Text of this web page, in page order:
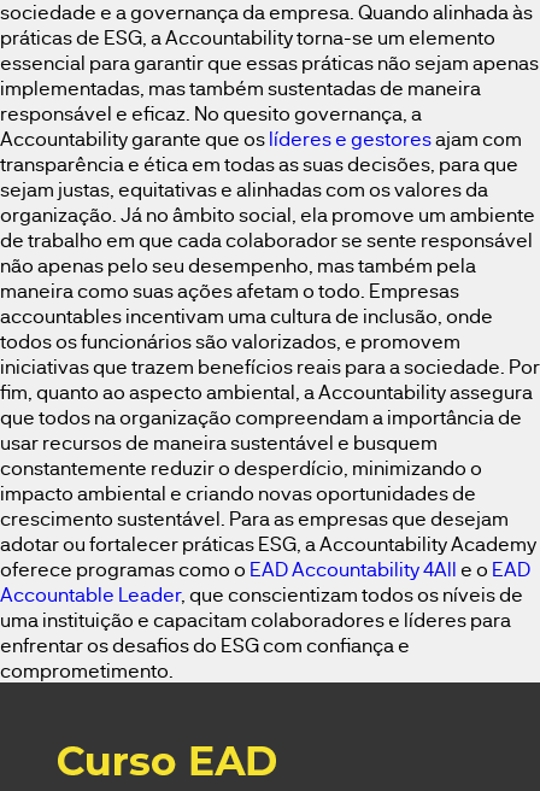
sociedade e a governança da empresa. Quando alinhada às
práticas de ESG, a Accountability torna-se um elemento
essencial para garantir que essas práticas não sejam apenas
implementadas, mas também sustentadas de maneira
responsável e eficaz. No quesito governança, a
Accountability garante que oslíderes e gestoresajam com
transparência e ética em todas as suas decisões, para que
sejam justas, equitativas e alinhadas com os valores da
organização. Já no âmbito social, ela promove um ambiente
de trabalho em que cada colaborador se sente responsável
não apenas pelo seu desempenho, mas também pela
maneira como suas ações afetam o todo. Empresas
accountables incentivam uma cultura de inclusão, onde
todos os funcionários são valorizados, e promovem
iniciativas que trazem benefícios reais para a sociedade. Por
fim, quanto ao aspecto ambiental, a Accountability assegura
que todos na organização compreendam a importância de
usar recursos de maneira sustentável e busquem
constantemente reduzir o desperdício, minimizando o
impacto ambiental e criando novas oportunidades de
crescimento sustentável. Para as empresas que desejam
adotar ou fortalecer práticas ESG, a Accountability Academy
oferece programas como o EAD Accountability 4All e o EAD
Accountable Leader, que conscientizam todos os níveis de
uma instituição e capacitam colaboradores e líderes para
enfrentar os desafios do ESG com confiança e
comprometimento.